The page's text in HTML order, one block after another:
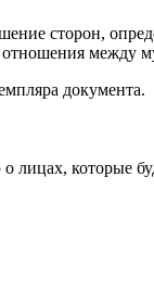
сторон,
отношения между
документа.
которые